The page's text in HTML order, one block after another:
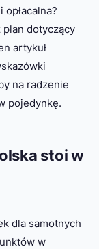
dotyczący
artykuł
na radzenie
pojedynkę.
stoi w
dla samotnych
w